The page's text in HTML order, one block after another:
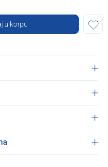
u korpu